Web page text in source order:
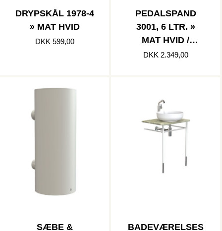
DRYPSKÅL 1978-4
» MAT HVID
DKK 599,00
PEDALSPAND
3001, 6 LTR. »
MAT HVID /
BØRSTET
DKK 2.349,00
SÆBE &
BADEVÆRELSES